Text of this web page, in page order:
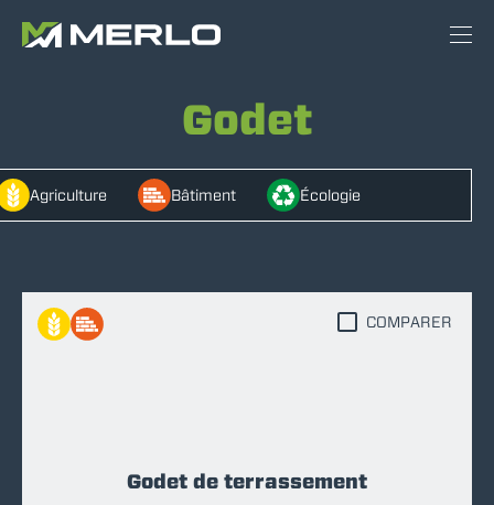
Godet
Agriculture Bâtiment Écologie
Godet de terrassement
COMPARER